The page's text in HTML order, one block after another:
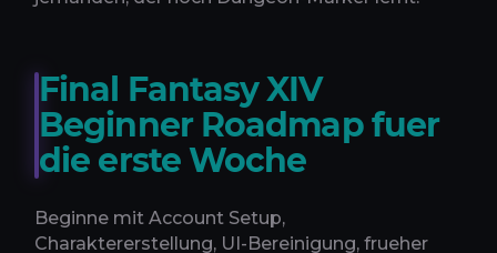
Final Fantasy XIV
Beginner Roadmap fuer
die erste Woche
Beginne mit Account Setup,
Charaktererstellung, UI-Bereinigung, frueher